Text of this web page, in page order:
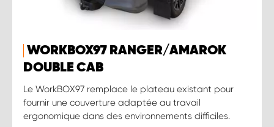
WORKBOX97 RANGER/AMAROK
DOUBLE CAB
Le WorkBOX97 remplace le plateau existant pour
fournir une couverture adaptée au travail
ergonomique dans des environnements difficiles.